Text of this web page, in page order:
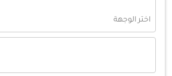
اختر الوجهة